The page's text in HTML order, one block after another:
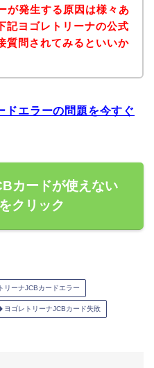
が発生する原因は様々あ
記ヨゴレトリーナの公式
質問されてみるといいか
ドエラーの問題を今すぐ
カードが使えない
クリック
リーナJCBカードエラー
ヨゴレトリーナJCBカード失敗